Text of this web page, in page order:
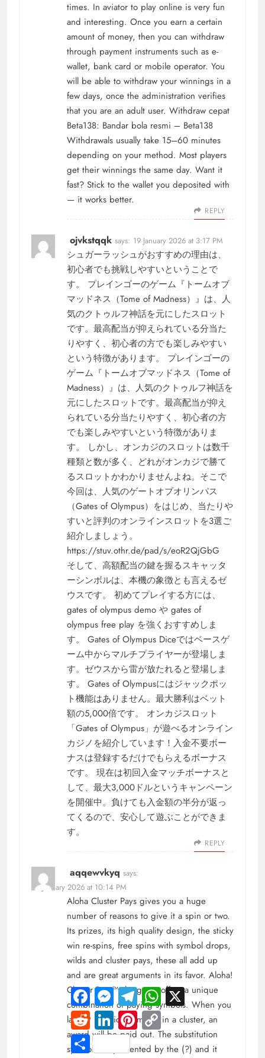
times. In aviator to play online is very fun
and interesting. Once you earn a certain
amount of money, then you can withdraw
through payment instruments such as e-
wallet, bank card or mobile operator. You
will be able to withdraw your winnings in a
few days, once the administration verifies
that you are an adult user. Withdraw cepat
Beta138: Bandar bola resmi – Beta138
Withdrawals usually take 15–60 minutes
depending on your method. Most players
get their winnings the same day. Want it
fast? Stick to the wallet you deposited with
— it works better.
REPLY
ojvkstqqk says: 19 January 2026 at 3:17 PM
シュガーラッシュがおすすめの理由は、
初心者でも挑戦しやすいということで
す。 プレインゴーのゲーム『トームオブ
マッドネス（Tome of Madness）』は、人
気のクトゥルフ神話を元にしたスロット
です。最高配当が抑えられている分当た
りやすく、初心者の方でも楽しみやすい
という特徴があります。 プレインゴーの
ゲーム『トームオブマッドネス（Tome of
Madness）』は、人気のクトゥルフ神話を
元にしたスロットです。最高配当が抑え
られている分当たりやすく、初心者の方
でも楽しみやすいという特徴がありま
す。 しかし、オンカジのスロットは数千
種類と数が多く、どれがオンカジで勝て
るスロットかわかりませんよね。そこで
今回は、人気のゲートオブオリンパス
（Gates of Olympus）をはじめ、当たりや
すいと評判のオンラインスロットを3選ご
紹介しましょう。
https://stuv.othr.de/pad/s/eoR2QjGbG
そして、高額配当の鍵を握るスキャッタ
ーシンボルは、本機の象徴とも言えるゼ
ウスです。 初めてプレイする方には、
gates of olympus demo や gates of
olympus free play を強くおすすめしま
す。 Gates of Olympus Diceではベースゲ
ーム中からマルチプライヤーが登場しま
す。ゼウスから雷が放たれると登場しま
す。 Gates of Olympusにはジャックポッ
ト機能はありません。最大勝利はベット
額の5,000倍です。 オンカジスロット
「Gates of Olympus」が遊べるオンライン
カジノを紹介しています！入金不要ボー
ナスは登録するだけでもらえるボーナス
です。 現在は初回入金マッチボーナスと
して、最大3,000ドルというキャンペーン
を開催中。負けても入金額の半分が返っ
てくるので、安心して遊ぶことができま
す。
REPLY
aqqewvkyq says:
26 January 2026 at 10:14 PM
Aloha Cluster Pays gives you a huge
number of reasons to give it a spin or two.
Its prizes, its high quality design, the sticky
win re-spins, free spins with symbol drops,
wilds and cluster pays, these all add up
and are great arguments in its favor. Aloha!
Cluster Pays™ slot game offers a unique
combination of paying symbols. When you
land 9 identical symbols in a cluster, an
award will be paid out. The substitution
symbol is represented by the (?) and it
FacebookMessengerTelegramWhatsApp
X
RedditLinkedInPinterestCopy
Link
Share